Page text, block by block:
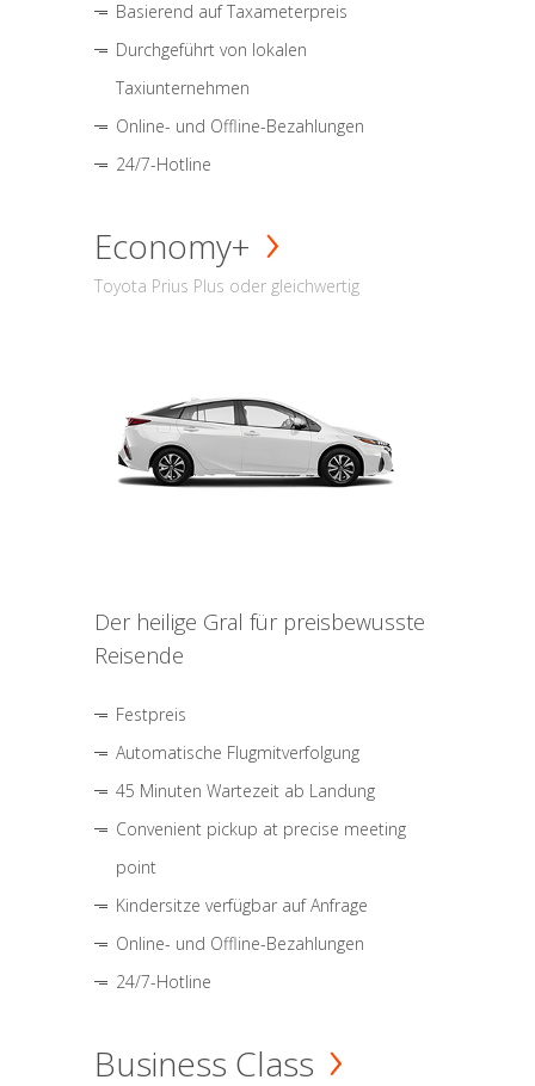
Basierend auf Taxameterpreis
Durchgeführt von lokalen
Taxiunternehmen
Online- und Offline-Bezahlungen
24/7-Hotline
Economy+
Toyota Prius Plus oder gleichwertig
Der heilige Gral für preisbewusste
Reisende
Festpreis
Automatische Flugmitverfolgung
45 Minuten Wartezeit ab Landung
Convenient pickup at precise meeting
point
Kindersitze verfügbar auf Anfrage
Online- und Offline-Bezahlungen
24/7-Hotline
Business Class